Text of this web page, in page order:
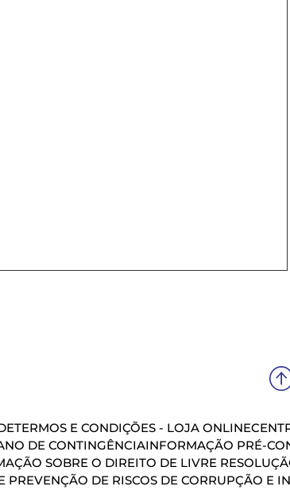
TERMOS E CONDIÇÕES - LOJA ONLINE
DE CONTINGÊNCIAINFORMAÇÃO PRÉ-
SOBRE O DIREITO DE LIVRE
PREVENÇÃO DE RISCOS DE CORRUPÇÃO E